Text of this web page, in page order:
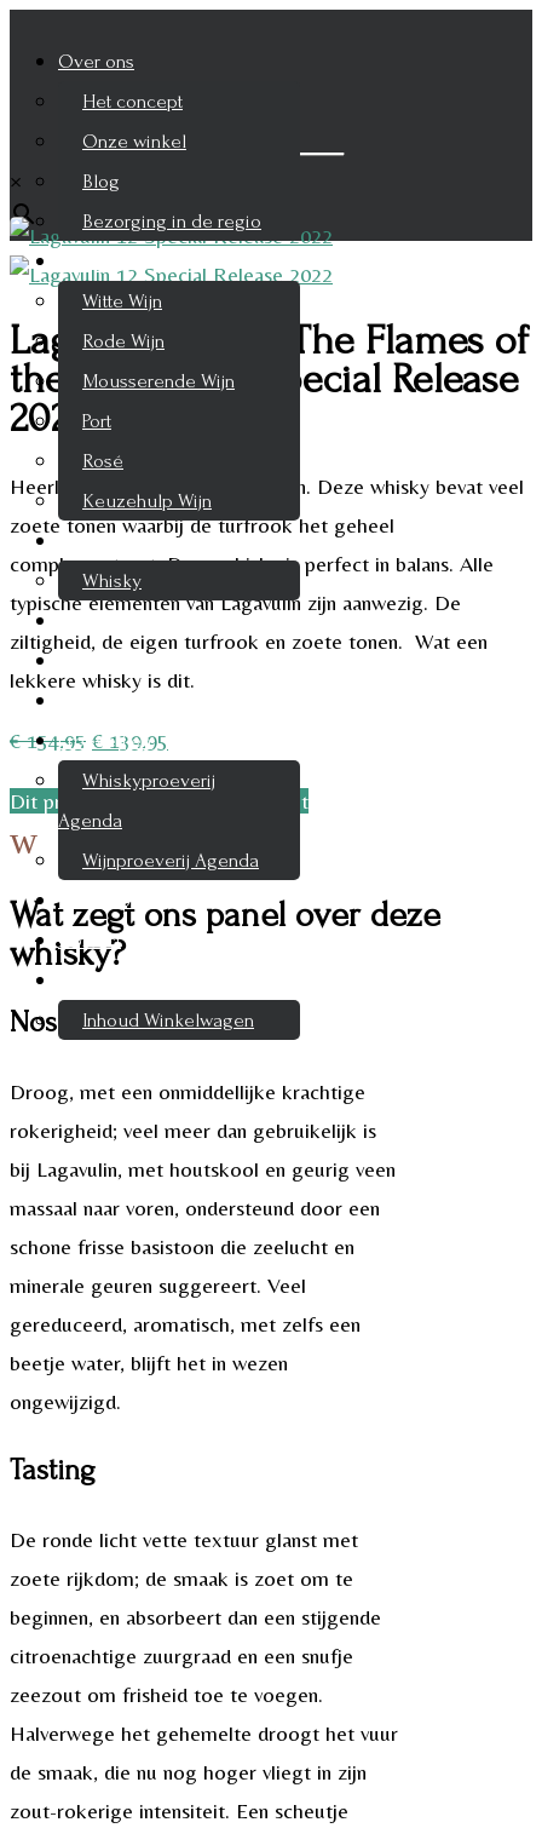
Over ons
Het concept
Onze winkel
Blog
Bezorging in de regio
Witte Wijn
Rode Wijn
Mousserende Wijn
Port
Rosé
Keuzehulp Wijn
Whisky
Whisky
Likeur
Rum & Gin
Proeverijen
Whiskyproeverij
Agenda
Wijnproeverij Agenda
Nieuwsbrief
Contact
Mijn account
Inhoud Winkelwagen
Zoek je product
×
Lagavulin 12 YO The Flames of
the Phoenix – Special Release
2022
Heerlijke uitvoering van Lagavulin. Deze whisky bevat veel
zoete tonen waarbij de turfrook het geheel
complementeert. Deze whisky is perfect in balans. Alle
typische elementen van Lagavulin zijn aanwezig. De
ziltigheid, de eigen turfrook en zoete tonen. Wat een
lekkere whisky is dit.
€154,95 Oorspronkelijke
prijs
was:
€ 154,95.
€ 139,95
prijs
€ 139,95.
Dit product is tijdelijk uitverkocht
w
Wat zegt ons panel over deze
whisky?
Nosing
Droog, met een onmiddellijke krachtige
rokerigheid; veel meer dan gebruikelijk is
bij Lagavulin, met houtskool en geurig veen
massaal naar voren, ondersteund door een
schone frisse basistoon die zeelucht en
minerale geuren suggereert. Veel
gereduceerd, aromatisch, met zelfs een
beetje water, blijft het in wezen
ongewijzigd.
Tasting
De ronde licht vette textuur glanst met
zoete rijkdom; de smaak is zoet om te
beginnen, en absorbeert dan een stijgende
citroenachtige zuurgraad en een snufje
zeezout om frisheid toe te voegen.
Halverwege het gehemelte droogt het vuur
de smaak, die nu nog hoger vliegt in zijn
zout-rokerige intensiteit. Een scheutje